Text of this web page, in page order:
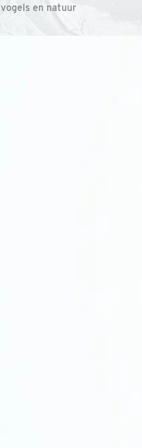
vogels en natuur